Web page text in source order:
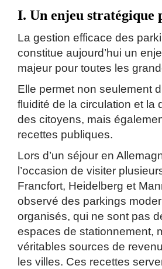
I. Un enjeu stratégique
La gestion efficace des
constitue aujourd’hui un
majeur pour toutes les
Elle permet non seulement
fluidité de la circulation et la
des citoyens, mais
recettes publiques.
Lors d’un séjour en
l’occasion de visiter
Francfort, Heidelberg et
observé des parkings
organisés, qui ne sont pas
espaces de stationnement,
véritables sources de
les villes. Ces recettes